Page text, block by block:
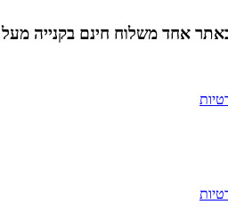
באתר אחד משלוח חינם בקנייה מעל ₪399 (לא כולל תמונות)